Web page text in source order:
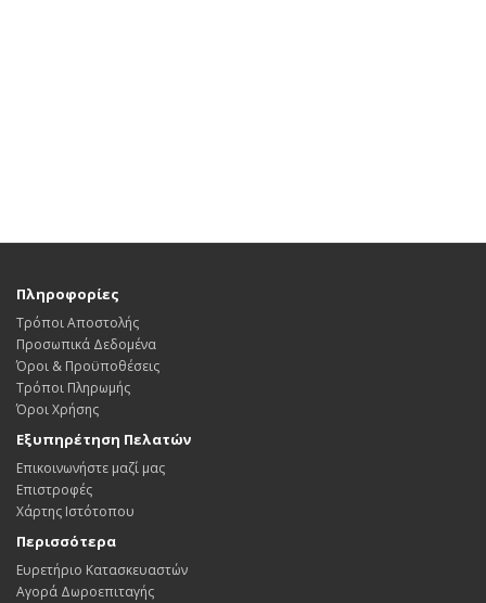
Πληροφορίες
Τρόποι Αποστολής
Προσωπικά Δεδομένα
Όροι & Προϋποθέσεις
Τρόποι Πληρωμής
Όροι Χρήσης
Εξυπηρέτηση Πελατών
Επικοινωνήστε μαζί μας
Επιστροφές
Χάρτης Ιστότοπου
Περισσότερα
Ευρετήριο Κατασκευαστών
Αγορά Δωροεπιταγής